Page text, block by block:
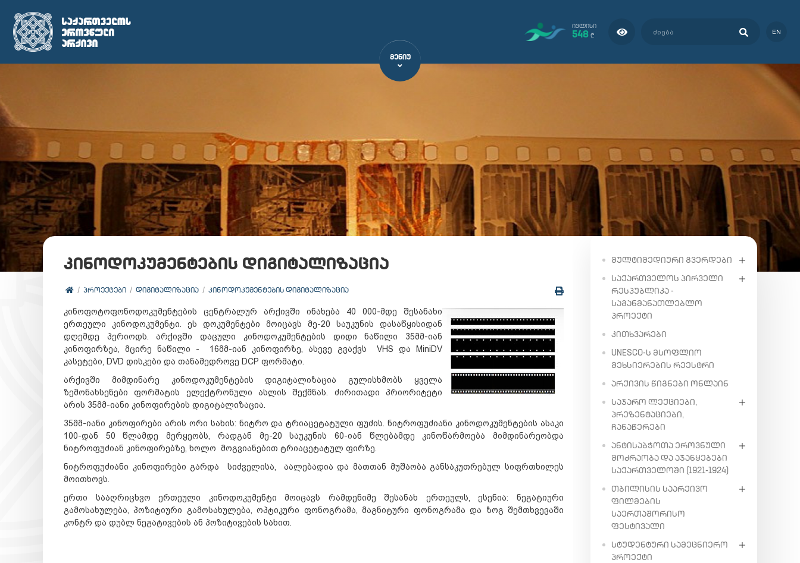
ᲘᲕᲚᲘᲡᲘ
548 ₾ EN
ᲛᲔᲜᲘᲣ
კინოდოკუმენტების დიგიტალიზაცია
ᲞᲠᲝᲔᲥᲢᲔᲑᲘ ᲓᲘᲒᲘᲢᲐᲚᲘᲖᲐᲪᲘᲐ ᲙᲘᲜᲝᲓᲝᲙᲣᲛᲔᲜᲢᲔᲑᲘᲡ ᲓᲘᲒᲘᲢᲐᲚᲘᲖᲐᲪᲘᲐ
კინოფოტოფონოდოკუმენტების ცენტრალურ არქივში ინახება 40 000-მდე შესანახი
ერთეული კინოდოკუმენტი. ეს დოკუმენტები მოიცავს მე-20 საუკუნის დასაწყისიდან
დღემდე პერიოდს. არქივში დაცული კინოდოკუმენტების დიდი ნაწილი 35მმ-იან
კინოფირზეა, მცირე ნაწილი - 16მმ-იან კინოფირზე, ასევე გვაქვს VHS და MiniDV
კასეტები, DVD დისკები და თანამედროვე DCP ფორმატი.
არქივში მიმდინარე კინოდოკუმენტების დიგიტალიზაცია გულისხმობს ყველა
ზემონახსენები ფორმატის ელექტრონული ასლის შექმნას. ძირითადი პრიორიტეტი
არის 35მმ-იანი კინოფირების დიგიტალიზაცია.
35მმ-იანი კინოფირები არის ორი სახის: ნიტრო და ტრიაცეტატული ფუძის. ნიტროფუძიანი კინოდოკუმენტების ასაკი
100-დან 50 წლამდე მერყეობს, რადგან მე-20 საუკუნის 60-იან წლებამდე კინოწარმოება მიმდინარეობდა
ნიტროფუძიან კინოფირებზე, ხოლო მოგვიანებით ტრიაცეტატულ ფირზე.
ნიტროფუძიანი კინოფირები გარდა სიძველისა, აალებადია და მათთან მუშაობა განსაკუთრებულ სიფრთხილეს
მოითხოვს.
ერთი სააღრიცხვო ერთეული კინოდოკუმენტი მოიცავს რამდენიმე შესანახ ერთეულს, ესენია: ნეგატიური
გამოსახულება, პოზიტიური გამოსახულება, ოპტიკური ფონოგრამა, მაგნიტური ფონოგრამა და ზოგ შემთხვევაში
კონტრ და დუბლ ნეგატივების ან პოზიტივების სახით.
ᲛᲣᲚᲢᲘᲛᲔᲓᲘᲣᲠᲘ ᲒᲕᲔᲠᲓᲔᲑᲘ
ᲡᲐᲥᲐᲠᲗᲕᲔᲚᲝᲡ ᲞᲘᲠᲕᲔᲚᲘ
ᲠᲔᲡᲞᲣᲑᲚᲘᲙᲐ -
ᲡᲐᲒᲐᲜᲛᲐᲜᲐᲗᲚᲔᲑᲚᲝ
ᲞᲠᲝᲔᲥᲢᲘ
ᲙᲘᲗᲮᲕᲐᲠᲔᲑᲘ
UNESCO-Ს ᲛᲡᲝᲤᲚᲘᲝ
ᲛᲔᲮᲡᲘᲔᲠᲔᲑᲘᲡ ᲠᲔᲔᲡᲢᲠᲘ
ᲐᲠᲥᲘᲕᲘᲡ ᲬᲘᲒᲜᲔᲑᲘ ᲝᲜᲚᲐᲘᲜ
ᲡᲐᲯᲐᲠᲝ ᲚᲔᲥᲪᲘᲔᲑᲘ,
ᲞᲠᲔᲖᲔᲜᲢᲐᲪᲘᲔᲑᲘ,
ᲩᲐᲜᲐᲬᲔᲠᲔᲑᲘ
ᲐᲜᲢᲘᲡᲐᲑᲭᲝᲗᲐ ᲔᲠᲝᲕᲜᲣᲚᲘ
ᲛᲝᲫᲠᲐᲝᲑᲐ ᲓᲐ ᲐᲯᲐᲜᲧᲔᲑᲔᲑᲘ
ᲡᲐᲥᲐᲠᲗᲕᲔᲚᲝᲨᲘ (1921-1924)
ᲗᲑᲘᲚᲘᲡᲘᲡ ᲡᲐᲐᲠᲥᲘᲕᲝ
ᲤᲘᲚᲛᲔᲑᲘᲡ
ᲡᲐᲔᲠᲗᲐᲨᲝᲠᲘᲡᲝ
ᲤᲔᲡᲢᲘᲕᲐᲚᲘ
ᲡᲢᲣᲓᲔᲜᲢᲣᲠᲘ ᲡᲐᲛᲔᲪᲜᲘᲔᲠᲝ
ᲞᲠᲝᲔᲥᲢᲘ